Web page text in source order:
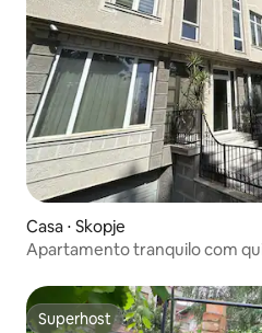
Casa ⋅ Skopje
Apartamento tranquilo com
Superhost
Superhost